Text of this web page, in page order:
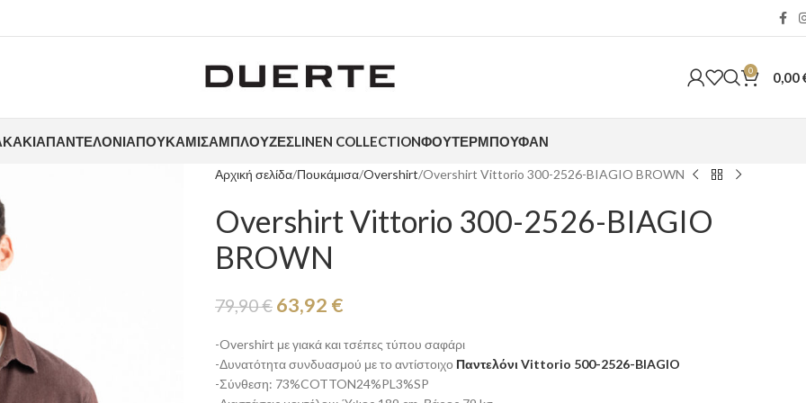
0 0,00
ΠΑΝΤΕΛΌΝΙΑΠΟΥΚΆΜΙΣΑΜΠΛΟΎΖΕΣLINEN COLLECTIONΦΟΎΤΕΡΜΠΟΥΦΆΝ
Αρχική σελίδα Πουκάμισα Overshirt Overshirt Vittorio 300-2526-BIAGIO BROWN
Overshirt Vittorio 300-2526-BIAGIO
BROWN
79,90€ 63,92 €
-Overshirt με γιακά και τσέπες τύπου σαφάρι
-Δυνατότητα συνδυασμού με το αντίστοιχο Παντελόνι Vittorio 500-2526-BIAGIO
-Σύνθεση: 73%COTTON24%PL3%SP